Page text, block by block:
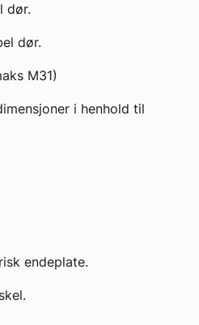
dør.
dør.
M31)
i henhold til
endeplate.